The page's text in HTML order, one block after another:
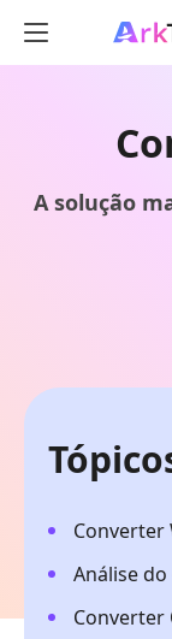
A solução
Converter
Análise
Converter